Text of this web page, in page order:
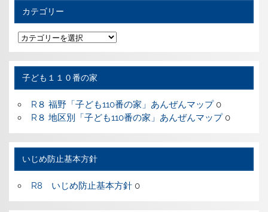
カテゴリー
カ
テ
ゴ
リ
子ども１１０番の家
R８ 福野「子ども110番の家」あんぜんマップ0
R８ 地区別「子ども110番の家」あんぜんマップ0
いじめ防止基本方針
R8 いじめ防止基本方針0